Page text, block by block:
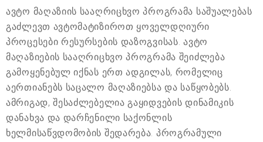
ავტო მაღაზიის სააღრიცხვო პროგრამა საშუალებას
გაძლევთ ავტომატიზიროთ ყოველდღიური
პროცესები რესურსების დაზოგვისას. ავტო
მაღაზიების სააღრიცხვო პროგრამა შეიძლება
გამოყენებულ იქნას ერთ ადგილას, რომელიც
აერთიანებს საცალო მაღაზიებსა და საწყობებს.
ამრიგად, შესაძლებელია გაყიდვების დინამიკის
დანახვა და დარჩენილი საქონლის
ხელმისაწვდომობის შედარება. პროგრამული